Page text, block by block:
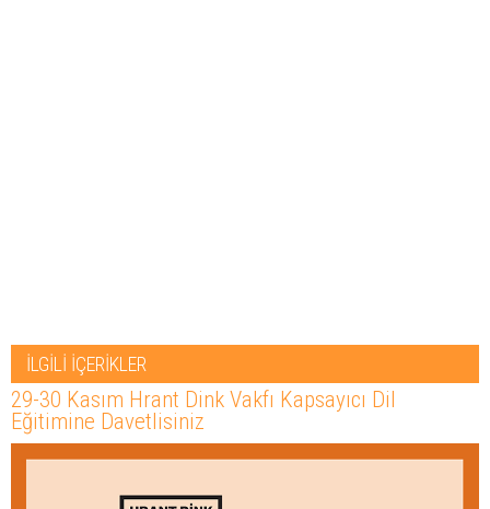
İLGİLİ İÇERİKLER
29-30 Kasım Hrant Dink Vakfı Kapsayıcı Dil
Eğitimine Davetlisiniz